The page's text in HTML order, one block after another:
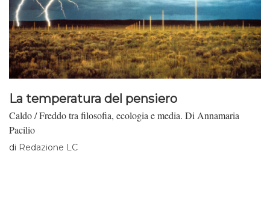
La temperatura del pensiero
Caldo / Freddo tra filosofia, ecologia e media. Di Annamaria
Pacilio
di Redazione LC